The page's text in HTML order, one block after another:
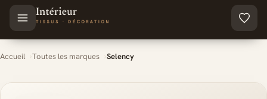
Aller au contenu principal
Accueil Toutes les marques Selency